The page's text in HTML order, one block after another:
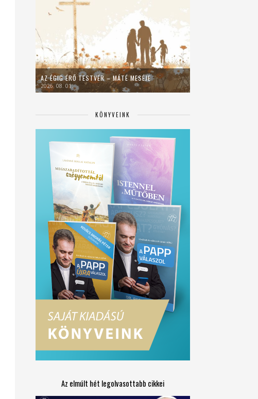
AZ ÉGIG ÉRŐ TESTVÉR – MÁTÉ MESÉJE
2026. 08. 01.
KÖNYVEINK
Az elmúlt hét legolvasottabb cikkei